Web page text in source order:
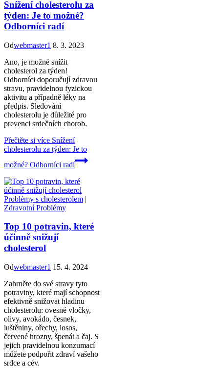
Snížení cholesterolu za
týden: Je to možné?
Odborníci radí
Odwebmaster1 8. 3. 2023
Ano, je možné snížit
cholesterol za týden!
Odborníci doporučují zdravou
stravu, pravidelnou fyzickou
aktivitu a případně léky na
předpis. Sledování
cholesterolu je důležité pro
prevenci srdečních chorob.
Přečtěte si více Snížení
cholesterolu za týden: Je to
možné? Odborníci radí
Problémy s cholesterolem |
Zdravotní Problémy
Top 10 potravin, které
účinně snižují
cholesterol
Odwebmaster1 15. 4. 2024
Zahrněte do své stravy tyto
potraviny, které mají schopnost
efektivně snižovat hladinu
cholesterolu: ovesné vločky,
olivy, avokádo, česnek,
luštěniny, ořechy, losos,
červené hrozny, špenát a čaj. S
jejich pravidelnou konzumací
můžete podpořit zdraví vašeho
srdce a cév.